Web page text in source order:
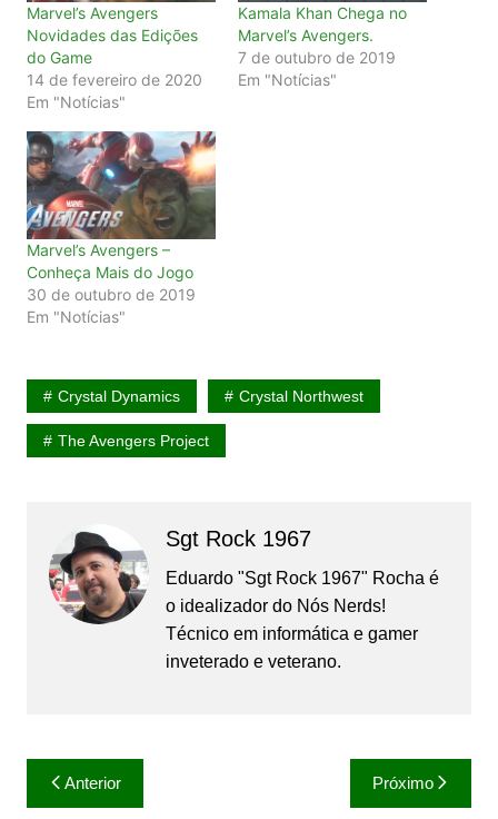
Marvel’s Avengers
Novidades das Edições
do Game
14 de fevereiro de 2020
Em "Notícias"
Kamala Khan Chega no
Marvel’s Avengers.
7 de outubro de 2019
Em "Notícias"
Marvel’s Avengers –
Conheça Mais do Jogo
30 de outubro de 2019
Em "Notícias"
Crystal Dynamics Crystal Northwest
The Avengers Project
Sgt Rock 1967
Eduardo "Sgt Rock 1967" Rocha é
o idealizador do Nós Nerds!
Técnico em informática e gamer
inveterado e veterano.
Navegação
de
Anterior Próximo